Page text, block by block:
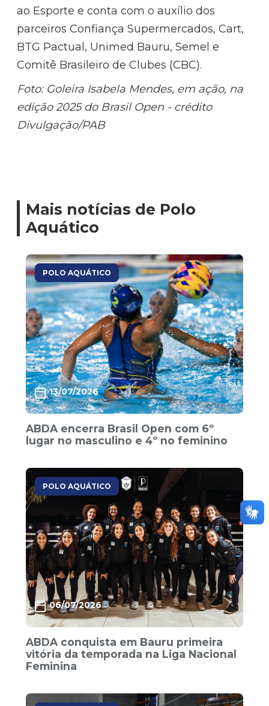
ao Esporte e conta com o auxílio dos
parceiros Confiança Supermercados, Cart,
BTG Pactual, Unimed Bauru, Semel e
Comitê Brasileiro de Clubes (CBC).
Foto: Goleira Isabela Mendes, em ação, na
edição 2025 do Brasil Open - crédito
Divulgação/PAB
Mais notícias de Polo
Aquático
POLO AQUÁTICO
13/07/2026
ABDA encerra Brasil Open com 6º
lugar no masculino e 4º no feminino
POLO AQUÁTICO
06/07/2026
ABDA conquista em Bauru primeira
vitória da temporada na Liga Nacional
Feminina